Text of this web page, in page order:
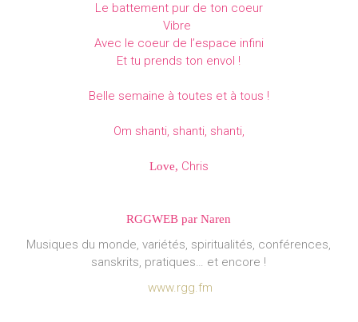
Le battement pur de ton coeur
Vibre
Avec le coeur de l’espace infini
Et tu prends ton envol !
Belle semaine à toutes et à tous !
Om shanti, shanti, shanti,
Love, Chris
RGGWEB par Naren
Musiques du monde, variétés, spiritualités, conférences,
sanskrits, pratiques… et encore !
www.rgg.fm